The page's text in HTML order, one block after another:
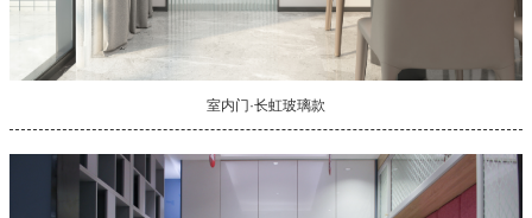
室内门·长虹玻璃款